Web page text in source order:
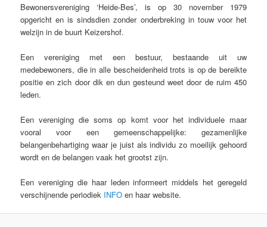
Bewonersvereniging ‘Heide-Bes’, is op 30 november 1979
opgericht en is sindsdien zonder onderbreking in touw voor het
welzijn in de buurt Keizershof.
Een vereniging met een bestuur, bestaande uit uw
medebewoners, die in alle bescheidenheid trots is op de bereikte
positie en zich door dik en dun gesteund weet door de ruim 450
leden.
Een vereniging die soms op komt voor het individuele maar
vooral voor een gemeenschappelijke: gezamenlijke
belangenbehartiging waar je juist als individu zo moeilijk gehoord
wordt en de belangen vaak het grootst zijn.
Een vereniging die haar leden informeert middels het geregeld
verschijnende periodiek INFO en haar website.